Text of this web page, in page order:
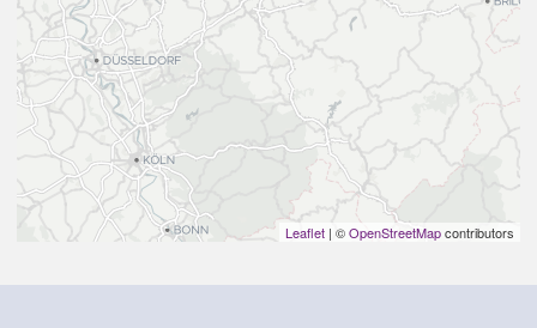
Leaflet | ©OpenStreetMapcontributors